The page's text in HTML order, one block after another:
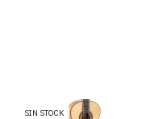
SIN STOCK